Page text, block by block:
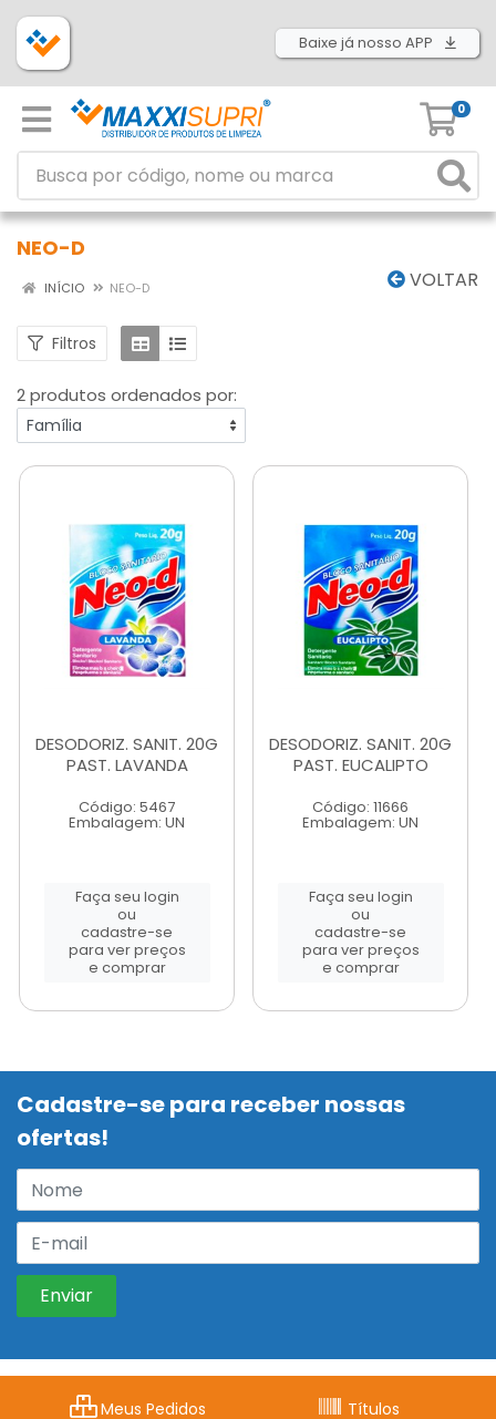
Baixe já nosso APP
0
NEO-D
VOLTAR
INÍCIO NEO-D
Filtros
2 produtos ordenados por:
DESODORIZ. SANIT. 20G
PAST. LAVANDA
Código: 5467
Embalagem: UN
Faça seu login
ou
cadastre-se
para ver preços
e comprar
DESODORIZ. SANIT. 20G
PAST. EUCALIPTO
Código: 11666
Embalagem: UN
Faça seu login
ou
cadastre-se
para ver preços
e comprar
Cadastre-se para receber nossas
ofertas!
Meus Pedidos
Títulos